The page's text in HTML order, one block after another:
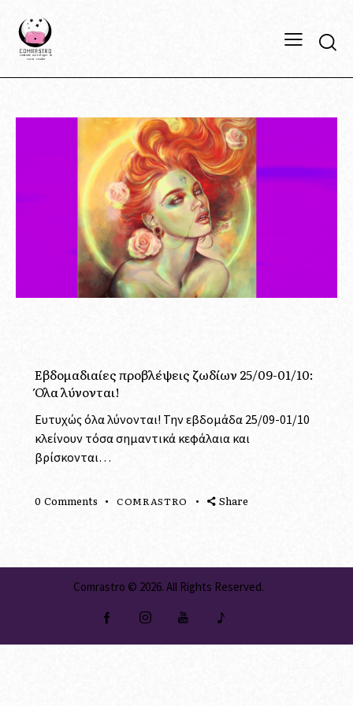
Εβδομαδιαίες προβλέψεις ζωδίων 25/09-01/10:
Όλα λύνονται!
Ευτυχώς όλα λύνονται! Την εβδομάδα 25/09-01/10
κλείνουν τόσα σημαντικά κεφάλαια και
βρίσκονται…
0 Comments COMRASTRO Share
Comrastro © 2026. All Rights Reserved.